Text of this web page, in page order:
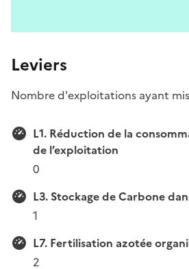
Leviers
Nombre d'exploitations ayant
L1. Réduction de la
de l’exploitation
0
L3. Stockage de Carbone
1
L7. Fertilisation azotée
2